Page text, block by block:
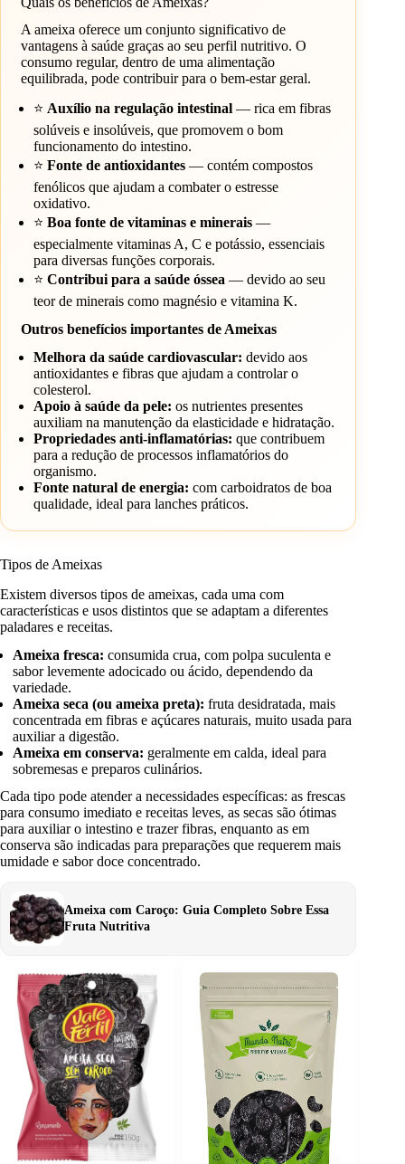
A ameixa oferece um conjunto significativo de
vantagens à saúde graças ao seu perfil nutritivo. O
consumo regular, dentro de uma alimentação
equilibrada, pode contribuir para o bem-estar geral.
⭐Auxílio na regulação intestinal— rica em fibras
solúveis e insolúveis, que promovem o bom
funcionamento do intestino.
⭐Fonte de antioxidantes — contém compostos
fenólicos que ajudam a combater o estresse
oxidativo.
⭐Boa fonte de vitaminas e minerais —
especialmente vitaminas A, C e potássio, essenciais
para diversas funções corporais.
⭐Contribui para a saúde óssea — devido ao seu
teor de minerais como magnésio e vitamina K.
Outros benefícios importantes de Ameixas
Melhora da saúde cardiovascular: devido aos
antioxidantes e fibras que ajudam a controlar o
colesterol.
Apoio à saúde da pele: os nutrientes presentes
auxiliam na manutenção da elasticidade e hidratação.
Propriedades anti-inflamatórias: que contribuem
para a redução de processos inflamatórios do
organismo.
Fonte natural de energia: com carboidratos de boa
qualidade, ideal para lanches práticos.
Tipos de Ameixas
Existem diversos tipos de ameixas, cada uma com
características e usos distintos que se adaptam a diferentes
paladares e receitas.
Ameixa fresca: consumida crua, com polpa suculenta e
sabor levemente adocicado ou ácido, dependendo da
variedade.
Ameixa seca (ou ameixa preta): fruta desidratada, mais
concentrada em fibras e açúcares naturais, muito usada para
auxiliar a digestão.
Ameixa em conserva: geralmente em calda, ideal para
sobremesas e preparos culinários.
Cada tipo pode atender a necessidades específicas: as frescas
para consumo imediato e receitas leves, as secas são ótimas
para auxiliar o intestino e trazer fibras, enquanto as em
conserva são indicadas para preparações que requerem mais
umidade e sabor doce concentrado.
Ameixa com Caroço: Guia Completo Sobre Essa
Fruta Nutritiva